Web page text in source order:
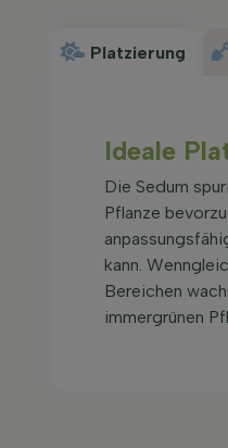
Platzierung
Ideale
Die Sedum
Pflanze
kann.
Bereichen
immergrünen